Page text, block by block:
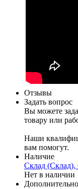
Отзывы
Задать вопрос
Вы можете
товару или
Наши
вам помогут.
Наличие
Склад (Склад),
Нет в наличии
Дополнительно